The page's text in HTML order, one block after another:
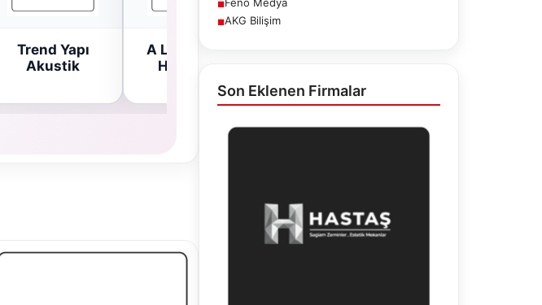
Trend Yapı
Akustik
A Life Ankara
Hastanesi
■Feno Medya
■AKG Bilişim
Son Eklenen Firmalar